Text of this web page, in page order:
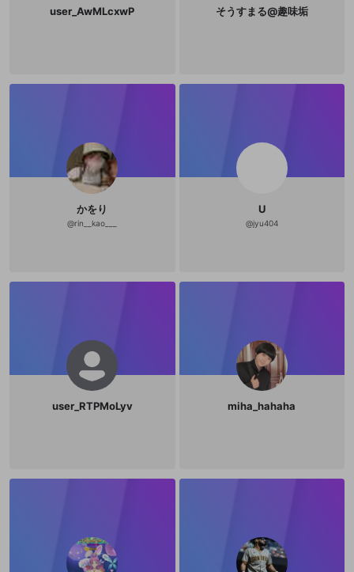
user_AwMLcxwP そうすまる@趣味垢
かをり
@rin__kao___
U
@jyu404
user_RTPMoLyv miha_hahaha